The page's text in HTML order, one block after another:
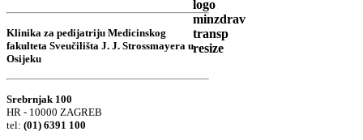
Klinika za pedijatriju Medicinskog
fakulteta Sveučilišta J. J. Strossmayera u
Osijeku
Srebrnjak 100
HR - 10000 ZAGREB
tel: (01) 6391 100